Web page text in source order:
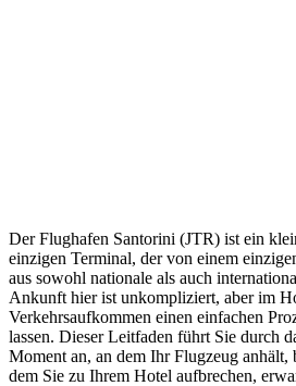
Der Flughafen Santorini (JTR) ist ein
einzigen Terminal, der von einem
aus sowohl nationale als auch
Ankunft hier ist unkompliziert, aber im
Verkehrsaufkommen einen einfachen
lassen. Dieser Leitfaden führt Sie durch
Moment an, an dem Ihr Flugzeug anhält,
dem Sie zu Ihrem Hotel aufbrechen,